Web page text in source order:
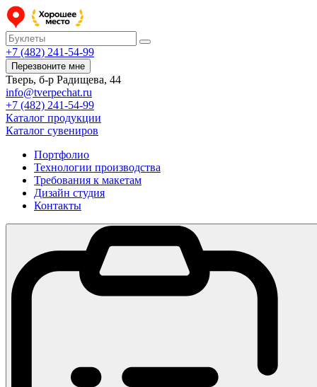
+7 (482) 241-54-99
Перезвоните мне
Тверь, б-р Радищева, 44
info@tverpechat.ru
+7 (482) 241-54-99
Каталог продукции
Каталог сувениров
Портфолио
Технологии производства
Требования к макетам
Дизайн студия
Контакты